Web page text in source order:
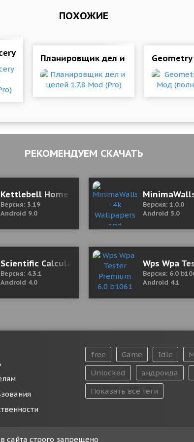
ПОХОЖИЕ
Shopping List 8.33.1_1150 Mod (Pro)
Планировщик дел и целей 1.7.8
РЕКОМЕНДУЕМ СКАЧАТЬ
Car Game 1.5.7 Mod (Free Shopping)
Kettlebell Home Workout 3.19 Mod (Premium)
Версия: 3.19
Android 9.0
Версия: 1.0.0
Android 5.0
Мод (полная версия)
Scientific Calculator (adfree)
Версия: 4.3.1
Android 4.0
Wps Wpa
Версия: 6.0
Android 4.1
free Game Idle
Unlocked
андроида
Показать все теги
сайта строго запрещено